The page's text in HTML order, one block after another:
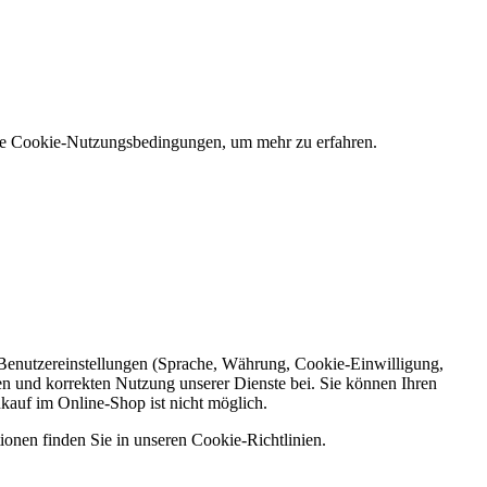
Nutzungsbedingungen, um mehr zu erfahren.
(Sprache, Währung, Cookie-Einwilligung,
und korrekten Nutzung unserer Dienste bei. Sie können Ihren
im Online-Shop ist nicht möglich.
finden Sie in unseren Cookie-Richtlinien.